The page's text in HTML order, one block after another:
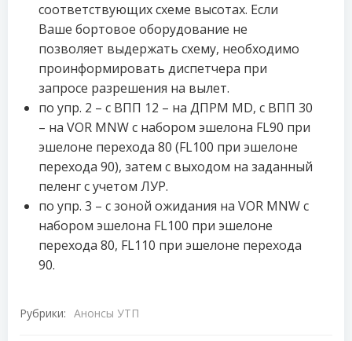
соответствующих схеме высотах. Если
Ваше бортовое оборудование не
позволяет выдержать схему, необходимо
проинформировать диспетчера при
запросе разрешения на вылет.
по упр. 2 – с ВПП 12 – на ДПРМ MD, с ВПП 30
– на VOR MNW с набором эшелона FL90 при
эшелоне перехода 80 (FL100 при эшелоне
перехода 90), затем с выходом на заданный
пеленг с учетом ЛУР.
по упр. 3 – с зоной ожидания на VOR MNW с
набором эшелона FL100 при эшелоне
перехода 80, FL110 при эшелоне перехода
90.
Рубрики: Анонсы УТП